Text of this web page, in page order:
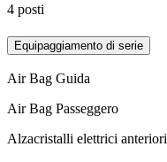
4 posti
Equipaggiamento di serie
Air Bag Guida
Air Bag Passeggero
Alzacristalli elettrici anteriori